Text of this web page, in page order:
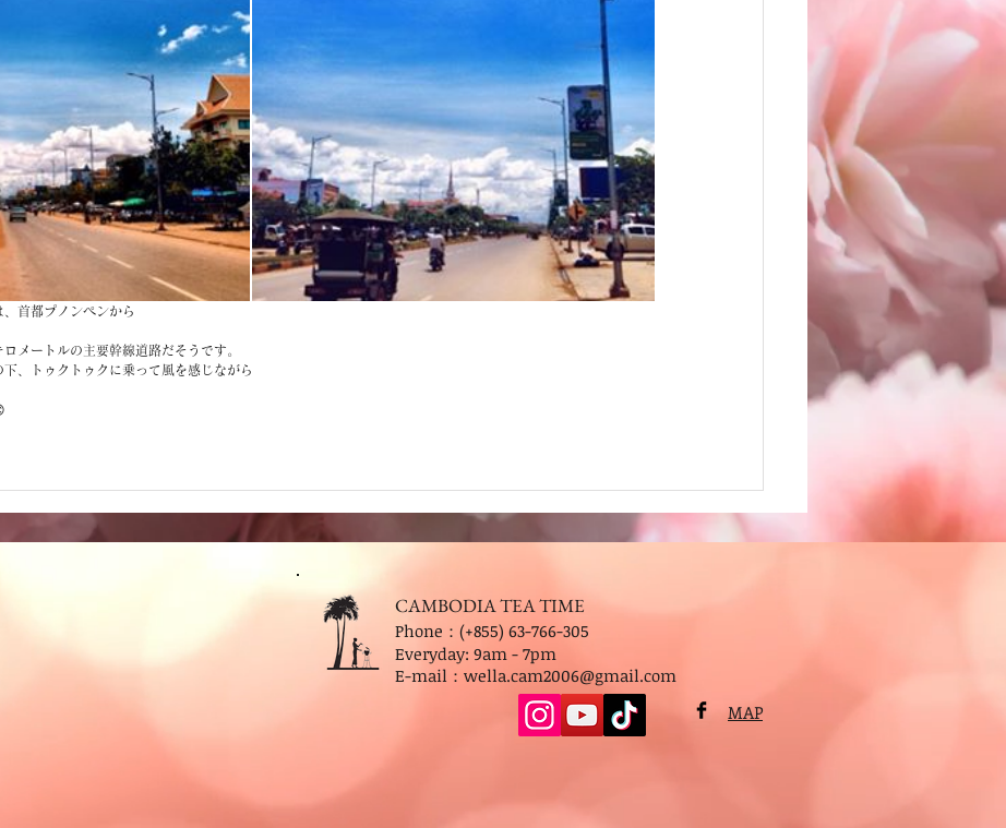
首都プノンペンから
メートルの主要幹線道路だそうです。
、トゥクトゥクに乗って風を感じながら
CAMBODIA TEA TIME
Phone：(+855) 63-766-305
Everyday: 9am - 7pm
E-mail： wella.cam2006@gmail.com
MAP